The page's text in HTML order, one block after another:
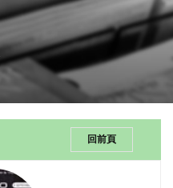
回前頁